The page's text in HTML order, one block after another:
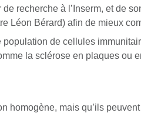
recherche à l’Inserm, et de
Léon Bérard) afin de mieux
de cellules
la sclérose en plaques ou
homogène, mais qu’ils